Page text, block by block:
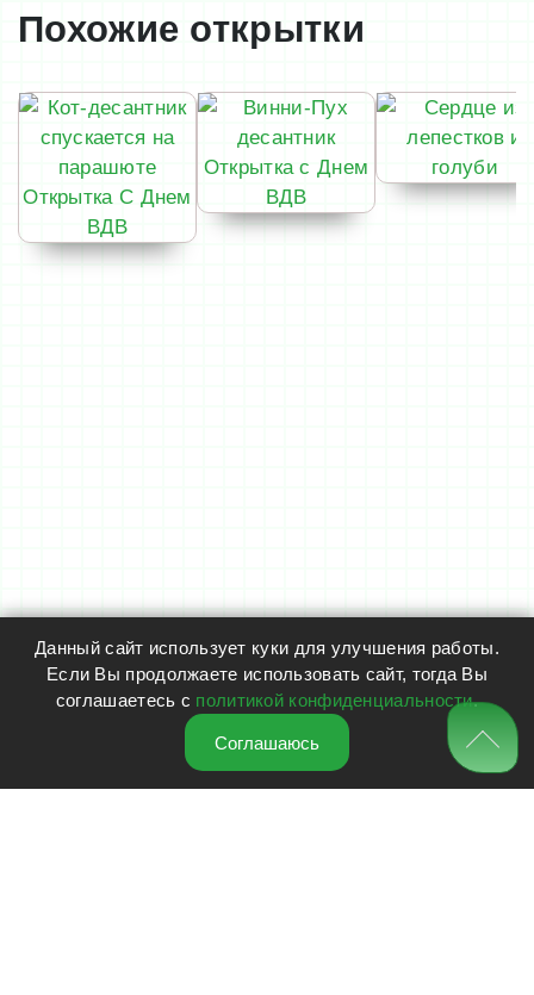
Похожие открытки
Данный сайт использует куки для улучшения работы.
Если Вы продолжаете использовать сайт, тогда Вы
соглашаетесь с политикой конфиденциальности.
Соглашаюсь